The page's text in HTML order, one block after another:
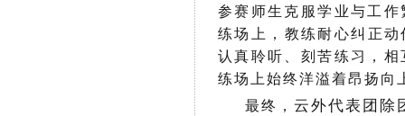
参赛师生克服学业与工
练场上，教练耐心纠正
认真聆听、刻苦练习，
练场上始终洋溢着昂扬向
最终， 云外代表团除